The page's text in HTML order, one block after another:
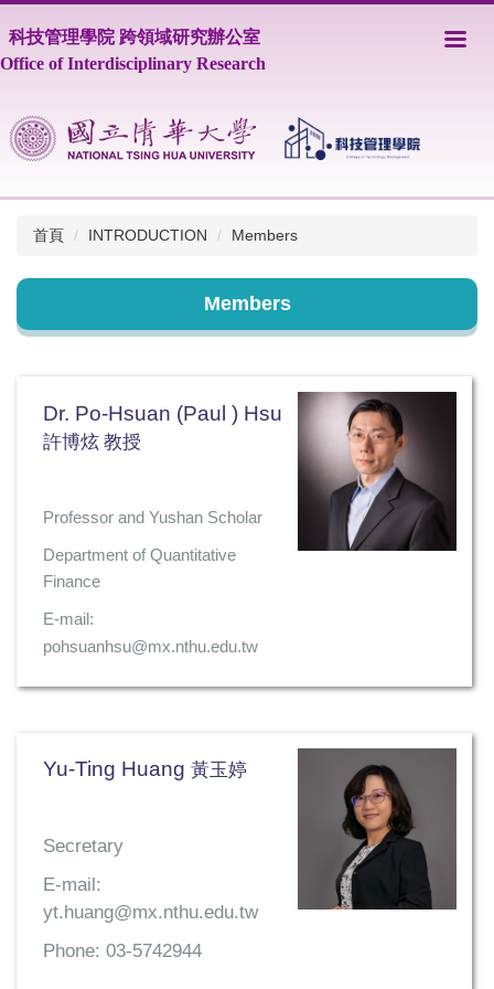
到
主
容
區
科技管理學院 跨領域研究辦公室
Office of Interdisciplinary Research
首頁 INTRODUCTION Members
Members
Dr. Po-Hsuan (Paul ) Hsu
許博炫 教授
Professor and Yushan Scholar
Department of Quantitative
Finance
E-mail:
pohsuanhsu@mx.nthu.edu.tw
Yu-Ting Huang 黃玉婷
Secretary
E-mail:
yt.huang@mx.nthu.edu.tw
Phone: 03-5742944